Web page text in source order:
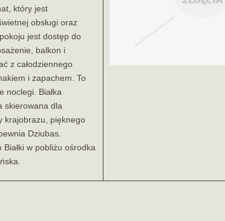
który jest
obsługi oraz
jest dostęp do
balkon i
z całodziennego
i zapachem. To
noclegi. Białka
skierowana dla
krajobrazu, pięknego
Dziubas.
w pobliżu ośrodka